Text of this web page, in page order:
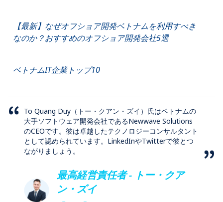
【最新】なぜオフショア開発ベトナムを利用すべき
なのか？おすすめのオフショア開発会社5選
ベトナムIT企業トップ10
To Quang Duy（トー・クアン・ズイ）氏はベトナムの
大手ソフトウェア開発会社であるNewwave Solutions
のCEOです。彼は卓越したテクノロジーコンサルタント
として認められています。LinkedInやTwitterで彼とつ
ながりましょう。
最高経営責任者 - トー・クア
ン・ズイ